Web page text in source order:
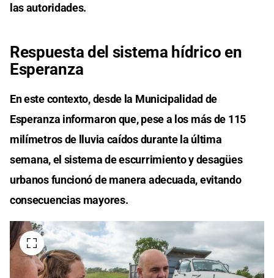
las autoridades.
Respuesta del sistema hídrico en
Esperanza
En este contexto, desde la Municipalidad de
Esperanza informaron que, pese a los más de 115
milímetros de lluvia caídos durante la última
semana, el sistema de escurrimiento y desagües
urbanos funcionó de manera adecuada, evitando
consecuencias mayores.